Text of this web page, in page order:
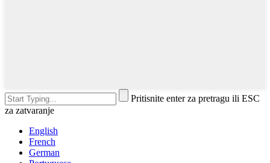
Pritisnite enter za pretragu ili ESC
za zatvaranje
English
French
German